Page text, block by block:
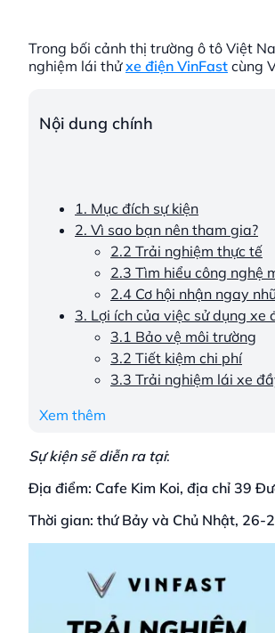
Trong bối cảnh thị trường ô tô Việt
nghiệm lái thửxe điện VinFast cùng
Nội dung chính
1. Mục đích sự kiện
2. Vì sao bạn nên tham gia?
2.2 Trải nghiệm thực tế
2.3 Tìm hiểu công nghệ
2.4 Cơ hội nhận ngay
3. Lợi ích của việc sử dụng xe
3.1 Bảo vệ môi trường
3.2 Tiết kiệm chi phí
3.3 Trải nghiệm lái xe
Xem thêm
Sự kiện sẽ diễn ra tại:
Địa điểm: Cafe Kim Koi, địa chỉ 39
Thời gian: thứ Bảy và Chủ Nhật,